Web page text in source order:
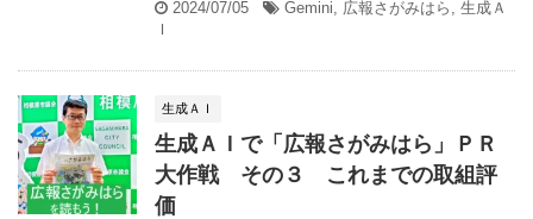
2024/07/05 Gemini, 広報さがみはら , 生成Ａ
Ｉ
生成ＡＩ
生成ＡＩで「広報さがみはら」ＰＲ
大作戦 その３ これまでの取組評
価